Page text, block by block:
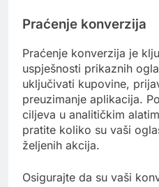
Praćenje konverzija
Praćenje konverzija je
uspješnosti prikaznih
uključivati kupovine,
preuzimanje aplikacija.
ciljeva u analitičkim
pratite koliko su vaši
željenih akcija.
Osigurajte da su vaši